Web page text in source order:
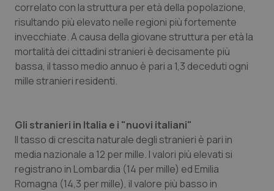
correlato con la struttura per età della popolazione,
risultando più elevato nelle regioni più fortemente
invecchiate. A causa della giovane struttura per età la
mortalità dei cittadini stranieri è decisamente più
bassa, il tasso medio annuo è pari a 1,3 deceduti ogni
mille stranieri residenti.
Gli stranieri in Italia e i "nuovi italiani"
Il tasso di crescita naturale degli stranieri è pari in
media nazionale a 12 per mille. I valori più elevati si
registrano in Lombardia (14 per mille) ed Emilia
Romagna (14,3 per mille), il valore più basso in
Statistici Marketing
I cookie necessari contribuiscono a rendere fruibile il
sito web abilitandone funzionalità di base quali la
navigazione sulle pagine e l'accesso alle aree
protette del sito. Il sito web non è in grado di
funzionare correttamente senza questi cookie.
.youtube.com